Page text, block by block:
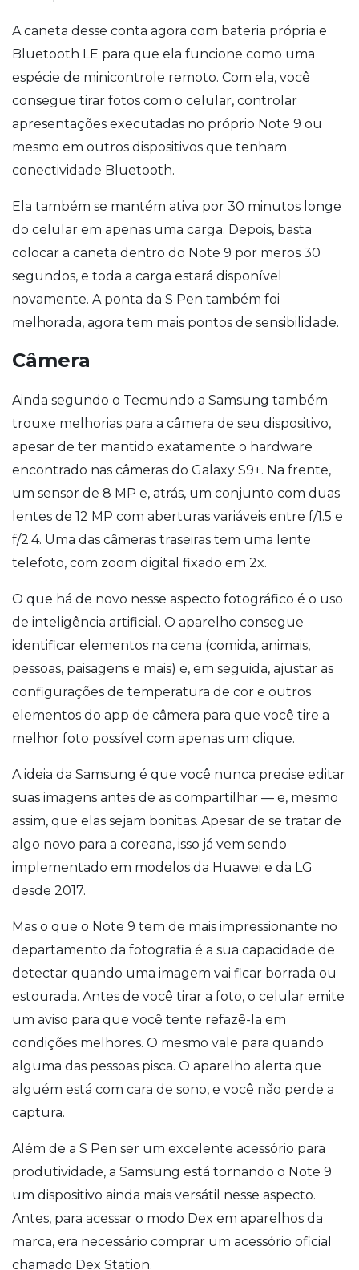
A caneta desse conta agora com bateria própria e
Bluetooth LE para que ela funcione como uma
espécie de minicontrole remoto. Com ela, você
consegue tirar fotos com o celular, controlar
apresentações executadas no próprio Note 9 ou
mesmo em outros dispositivos que tenham
conectividade Bluetooth.
Ela também se mantém ativa por 30 minutos longe
do celular em apenas uma carga. Depois, basta
colocar a caneta dentro do Note 9 por meros 30
segundos, e toda a carga estará disponível
novamente. A ponta da S Pen também foi
melhorada, agora tem mais pontos de sensibilidade.
Câmera
Ainda segundo o Tecmundo a Samsung também
trouxe melhorias para a câmera de seu dispositivo,
apesar de ter mantido exatamente o hardware
encontrado nas câmeras do Galaxy S9+. Na frente,
um sensor de 8 MP e, atrás, um conjunto com duas
lentes de 12 MP com aberturas variáveis entre f/1.5 e
f/2.4. Uma das câmeras traseiras tem uma lente
telefoto, com zoom digital fixado em 2x.
O que há de novo nesse aspecto fotográfico é o uso
de inteligência artificial. O aparelho consegue
identificar elementos na cena (comida, animais,
pessoas, paisagens e mais) e, em seguida, ajustar as
configurações de temperatura de cor e outros
elementos do app de câmera para que você tire a
melhor foto possível com apenas um clique.
A ideia da Samsung é que você nunca precise editar
suas imagens antes de as compartilhar — e, mesmo
assim, que elas sejam bonitas. Apesar de se tratar de
algo novo para a coreana, isso já vem sendo
implementado em modelos da Huawei e da LG
desde 2017.
Mas o que o Note 9 tem de mais impressionante no
departamento da fotografia é a sua capacidade de
detectar quando uma imagem vai ficar borrada ou
estourada. Antes de você tirar a foto, o celular emite
um aviso para que você tente refazê-la em
condições melhores. O mesmo vale para quando
alguma das pessoas pisca. O aparelho alerta que
alguém está com cara de sono, e você não perde a
captura.
Além de a S Pen ser um excelente acessório para
produtividade, a Samsung está tornando o Note 9
um dispositivo ainda mais versátil nesse aspecto.
Antes, para acessar o modo Dex em aparelhos da
marca, era necessário comprar um acessório oficial
chamado Dex Station.